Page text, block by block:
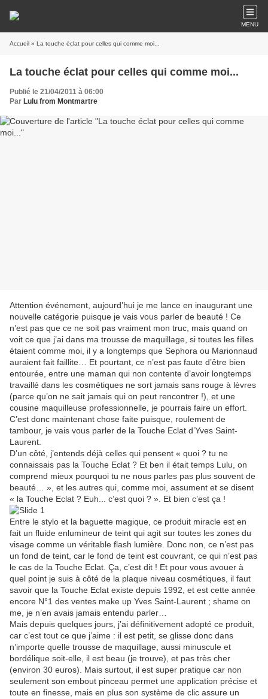
MENU
Accueil » La touche éclat pour celles qui comme moi...
La touche éclat pour celles qui comme moi...
Publié le 21/04/2011 à 06:00
Par Lulu from Montmartre
Attention événement, aujourd’hui je me lance en inaugurant une
nouvelle catégorie puisque je vais vous parler de beauté ! Ce
n’est pas que ce ne soit pas vraiment mon truc, mais quand on
voit ce que j’ai dans ma trousse de maquillage, si toutes les filles
étaient comme moi, il y a longtemps que Sephora ou Marionnaud
auraient fait faillite… Et pourtant, ce n’est pas faute d’être bien
entourée, entre une maman qui non contente d’avoir longtemps
travaillé dans les cosmétiques ne sort jamais sans rouge à lèvres
(parce qu’on ne sait jamais qui on peut rencontrer !), et une
cousine maquilleuse professionnelle, je pourrais faire un effort.
C’est donc maintenant chose faite puisque, roulement de
tambour, je vais vous parler de la Touche Eclat d’Yves Saint-
Laurent.
D’un côté, j’entends déjà celles qui pensent « quoi ? tu ne
connaissais pas la Touche Eclat ? Et ben il était temps Lulu, on
comprend mieux pourquoi tu ne nous parles pas plus souvent de
beauté… », et les autres qui, comme moi, assument et se disent
« la Touche Eclat ? Euh... c’est quoi ? ». Et bien c’est ça !
Entre le stylo et la baguette magique, ce produit miracle est en
fait un fluide enlumineur de teint qui agit sur toutes les zones du
visage comme un véritable flash lumière. Donc non, ce n’est pas
un fond de teint, car le fond de teint est couvrant, ce qui n’est pas
le cas de la Touche Eclat. Ça, c’est dit ! Et pour vous avouer à
quel point je suis à côté de la plaque niveau cosmétiques, il faut
savoir que la Touche Eclat existe depuis 1992, et est cette année
encore N°1 des ventes make up Yves Saint-Laurent ; shame on
me, je n’en avais jamais entendu parler…
Mais depuis quelques jours, j’ai définitivement adopté ce produit,
car c’est tout ce que j’aime : il est petit, se glisse donc dans
n’importe quelle trousse de maquillage, aussi minuscule et
bordélique soit-elle, il est beau (je trouve), et pas très cher
(environ 30 euros). Mais surtout, il est super pratique car non
seulement son embout pinceau permet une application précise et
toute en finesse, mais en plus son système de clic assure un